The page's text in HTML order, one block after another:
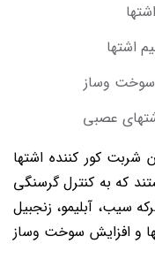
اشتها
سوخت وساز
عصبی
کور کننده اشتها
که به کنترل گرسنگی
سیب، آبلیمو، زنجبیل
و افزایش سوخت وساز